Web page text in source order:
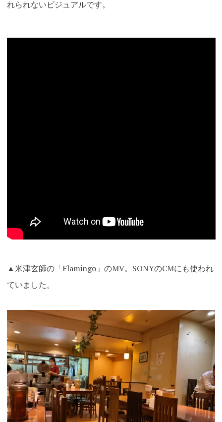
れられないビジュアルです。
▲米津玄師の「Flamingo」のMV。SONYのCMにも使われ
ていました。